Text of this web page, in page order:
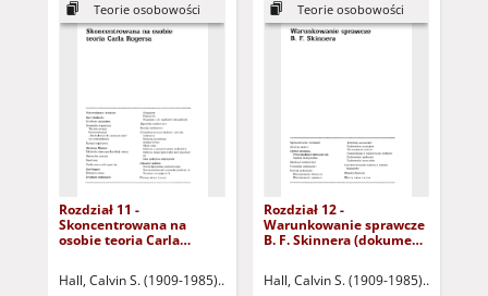
Teorie osobowości
Rozdział 11 -
Skoncentrowana na
osobie teoria Carla
tylko dla osób z
Hall, Calvin S. (1909-1985) Lindzey, Gardner Campbell, John Burden
Teorie osobowości
Rozdział 12 -
Warunkowanie sprawcze
B. F. Skinnera (dokument
dysfunkcją wzroku)
Hall, Calvin S. (1909-1985) Lindzey,